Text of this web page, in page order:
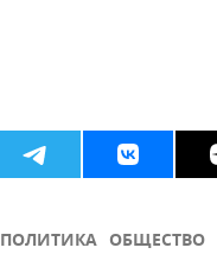
ПОЛИТИКА ОБЩЕСТВО